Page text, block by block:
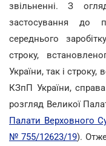
звільненні. З
застосування до
середнього
строку,
України, так і
КЗпП України,
розгляд Великої
Палати Верховного
№ 755/12623/19).